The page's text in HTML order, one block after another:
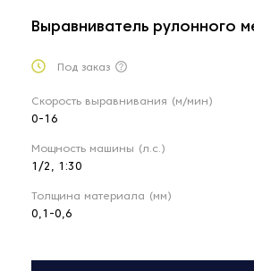
Выравниватель рулонного
Под заказ
Скорость выравнивания (м/мин)
0-16
Мощность машины (л.с.)
1/2, 1:30
Толщина материала (мм)
0,1-0,6